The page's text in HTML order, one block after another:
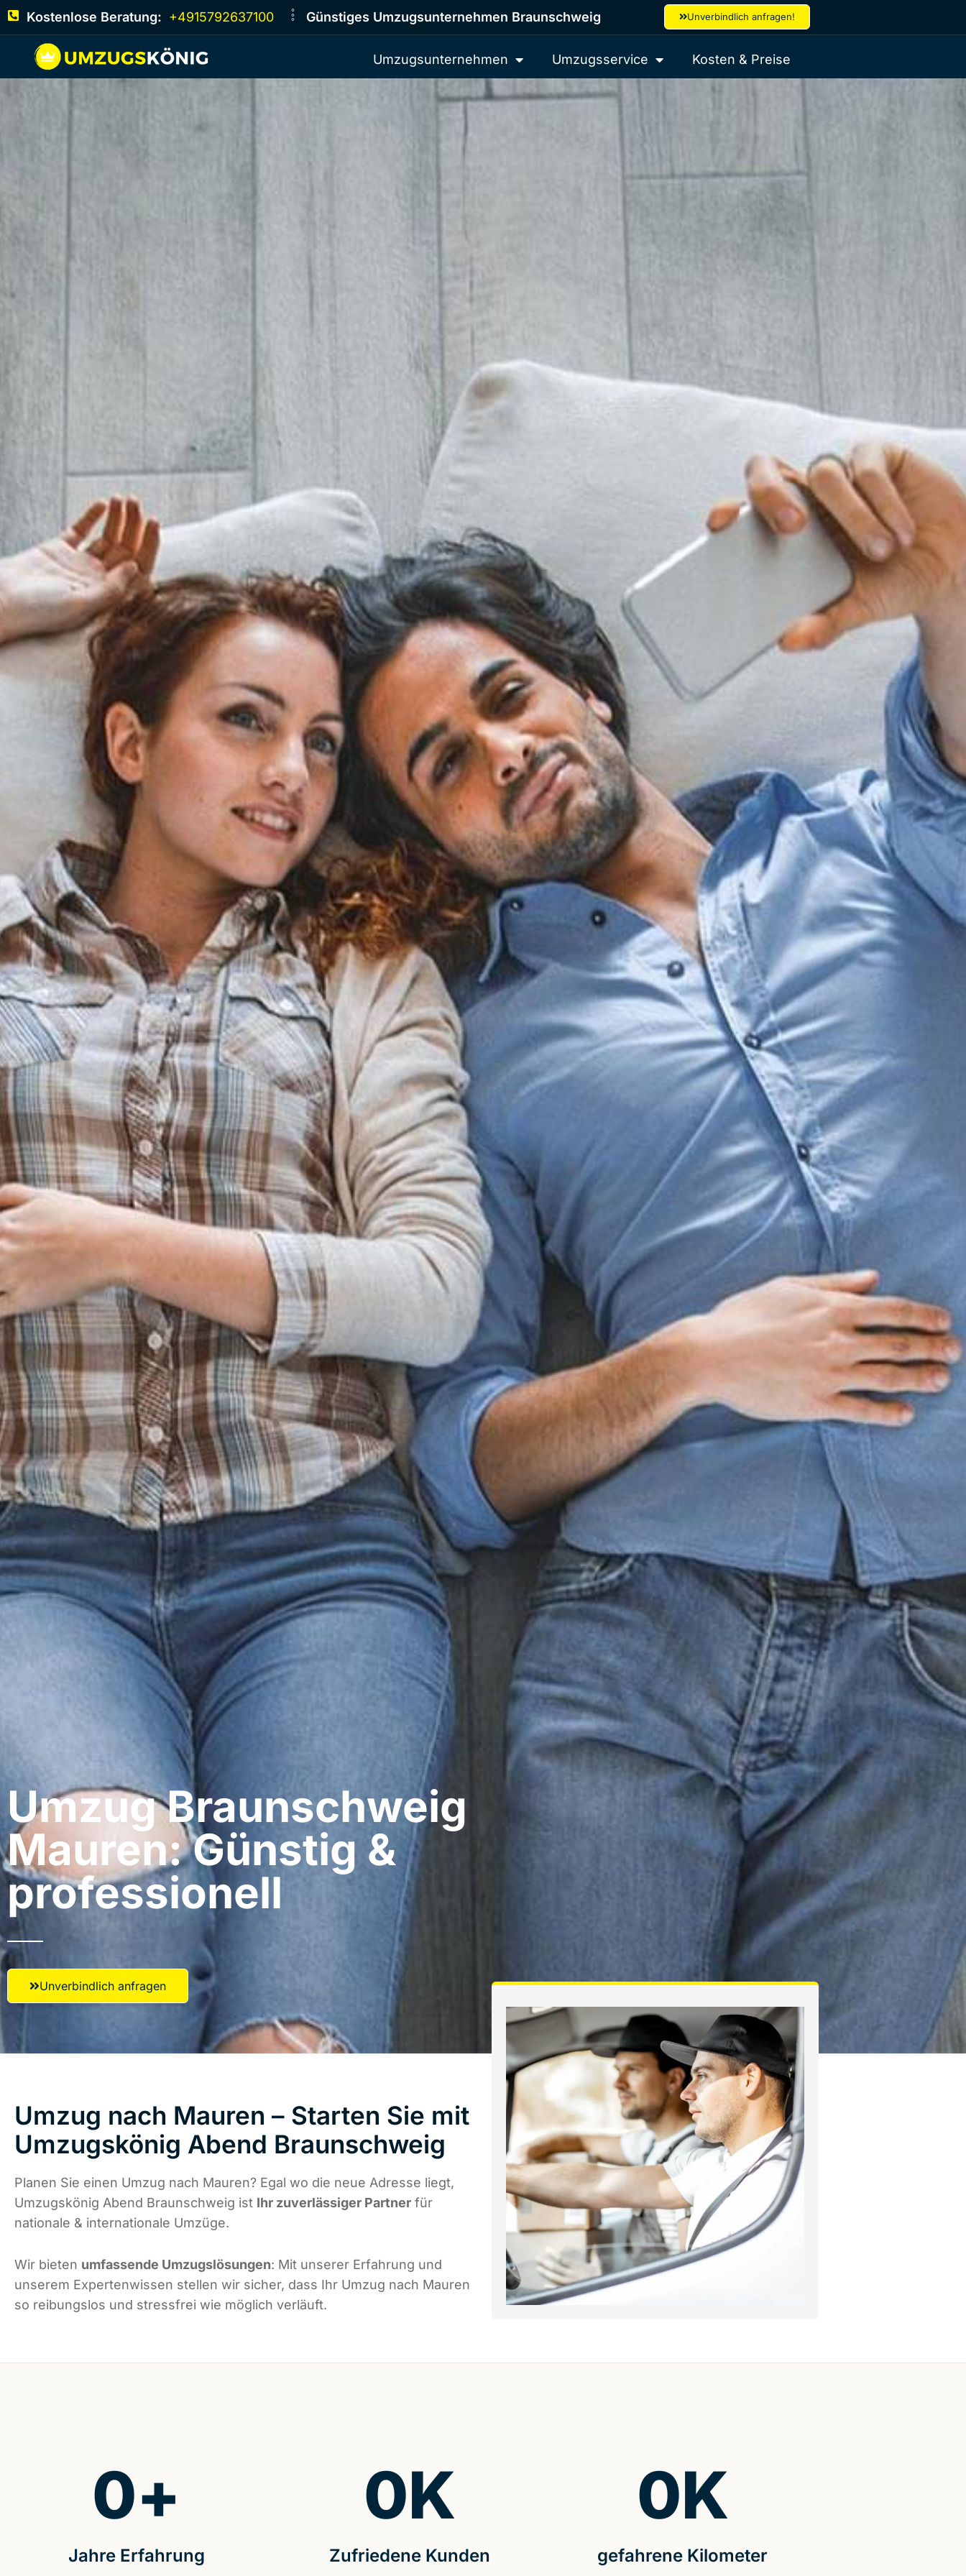
Kostenlose Beratung: +4915792637100 Günstiges Umzugsunternehmen Braunschweig Unverbindlich anfragen!
Umzugsunternehmen Umzugsservice Kosten & Preise
Umzug Braunschweig​
Mauren: Günstig &
professionell​
Unverbindlich anfragen
Umzug nach Mauren – Starten Sie mit
Umzugskönig Abend Braunschweig
Planen Sie einen Umzug nach Mauren? Egal wo die neue Adresse liegt,
Umzugskönig Abend Braunschweig ist Ihr zuverlässiger Partner für
nationale & internationale Umzüge.
Wir bieten umfassende Umzugslösungen: Mit unserer Erfahrung und
unserem Expertenwissen stellen wir sicher, dass Ihr Umzug nach Mauren
so reibungslos und stressfrei wie möglich verläuft.
Jahre Erfahrung
0+
Zufriedene Kunden
0K
gefahrene Kilometer
0K